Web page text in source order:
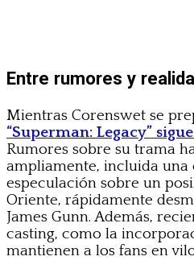
Entre rumores y
Mientras Corenswet se
“Superman: Legacy”
Rumores sobre su trama
ampliamente, incluida
especulación sobre un
Oriente, rápidamente
James Gunn. Además,
casting, como la
mantienen a los fans en